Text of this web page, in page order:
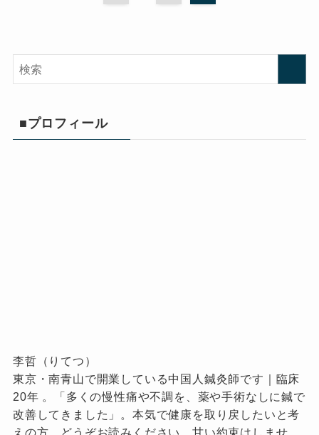
■プロフィール
李哲（りてつ）
東京・南青山で開業している中国人鍼灸師です｜臨床
20年 。「多くの慢性痛や不調を、薬や手術なしに鍼で
改善してきました」。本気で健康を取り戻したいと考
えの方、どうぞお読みください。甘い約束はしませ